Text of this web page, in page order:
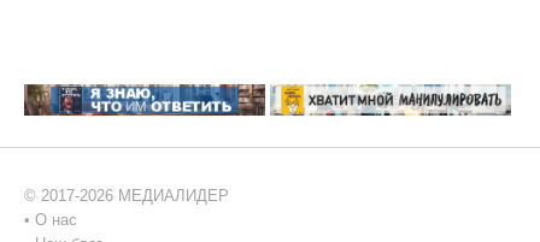
© 2017-2026 МЕДИАЛИДЕР
• О нас